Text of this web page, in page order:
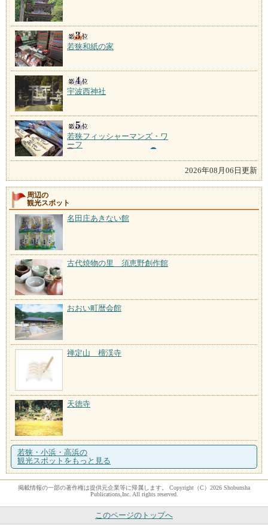
若狭和紙の家
宇波西神社
若狭フィッシャーマンズ・ワ
ーフ
2026年08月06日更新
周辺の
観光スポット
名田庄あきない館
古代焼物の里 須恵野創作館
おおい町暦会館
禅定山 檀渓寺
天徳寺
若狭・小浜・高浜の
観光スポットをもっと見る
掲載情報の一部の著作権は提供元企業等に帰属します。 Copyright（C）2026 Shobunsha
Publications,Inc. All rights reserved.
このページのトップへ